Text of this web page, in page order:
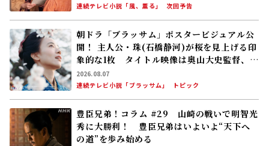
連続テレビ小説「風、薫る」
次回予告
朝ドラ「ブラッサム」ポスタービジュアル公
開！ 主人公・珠(石橋静河)が桜を見上げる印
象的な1枚 タイトル映像は奥山大史監督、語
りは三條雅幸アナ 2026年度後期放送
2026.08.07
連続テレビ小説「ブラッサム」
トピック
豊臣兄弟！コラム #29 山崎の戦いで明智光
秀に大勝利！ 豊臣兄弟はいよいよ“天下へ
の道”を歩み始める